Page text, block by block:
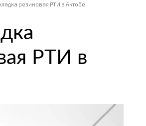
резиновая РТИ в Актобе
РТИ в